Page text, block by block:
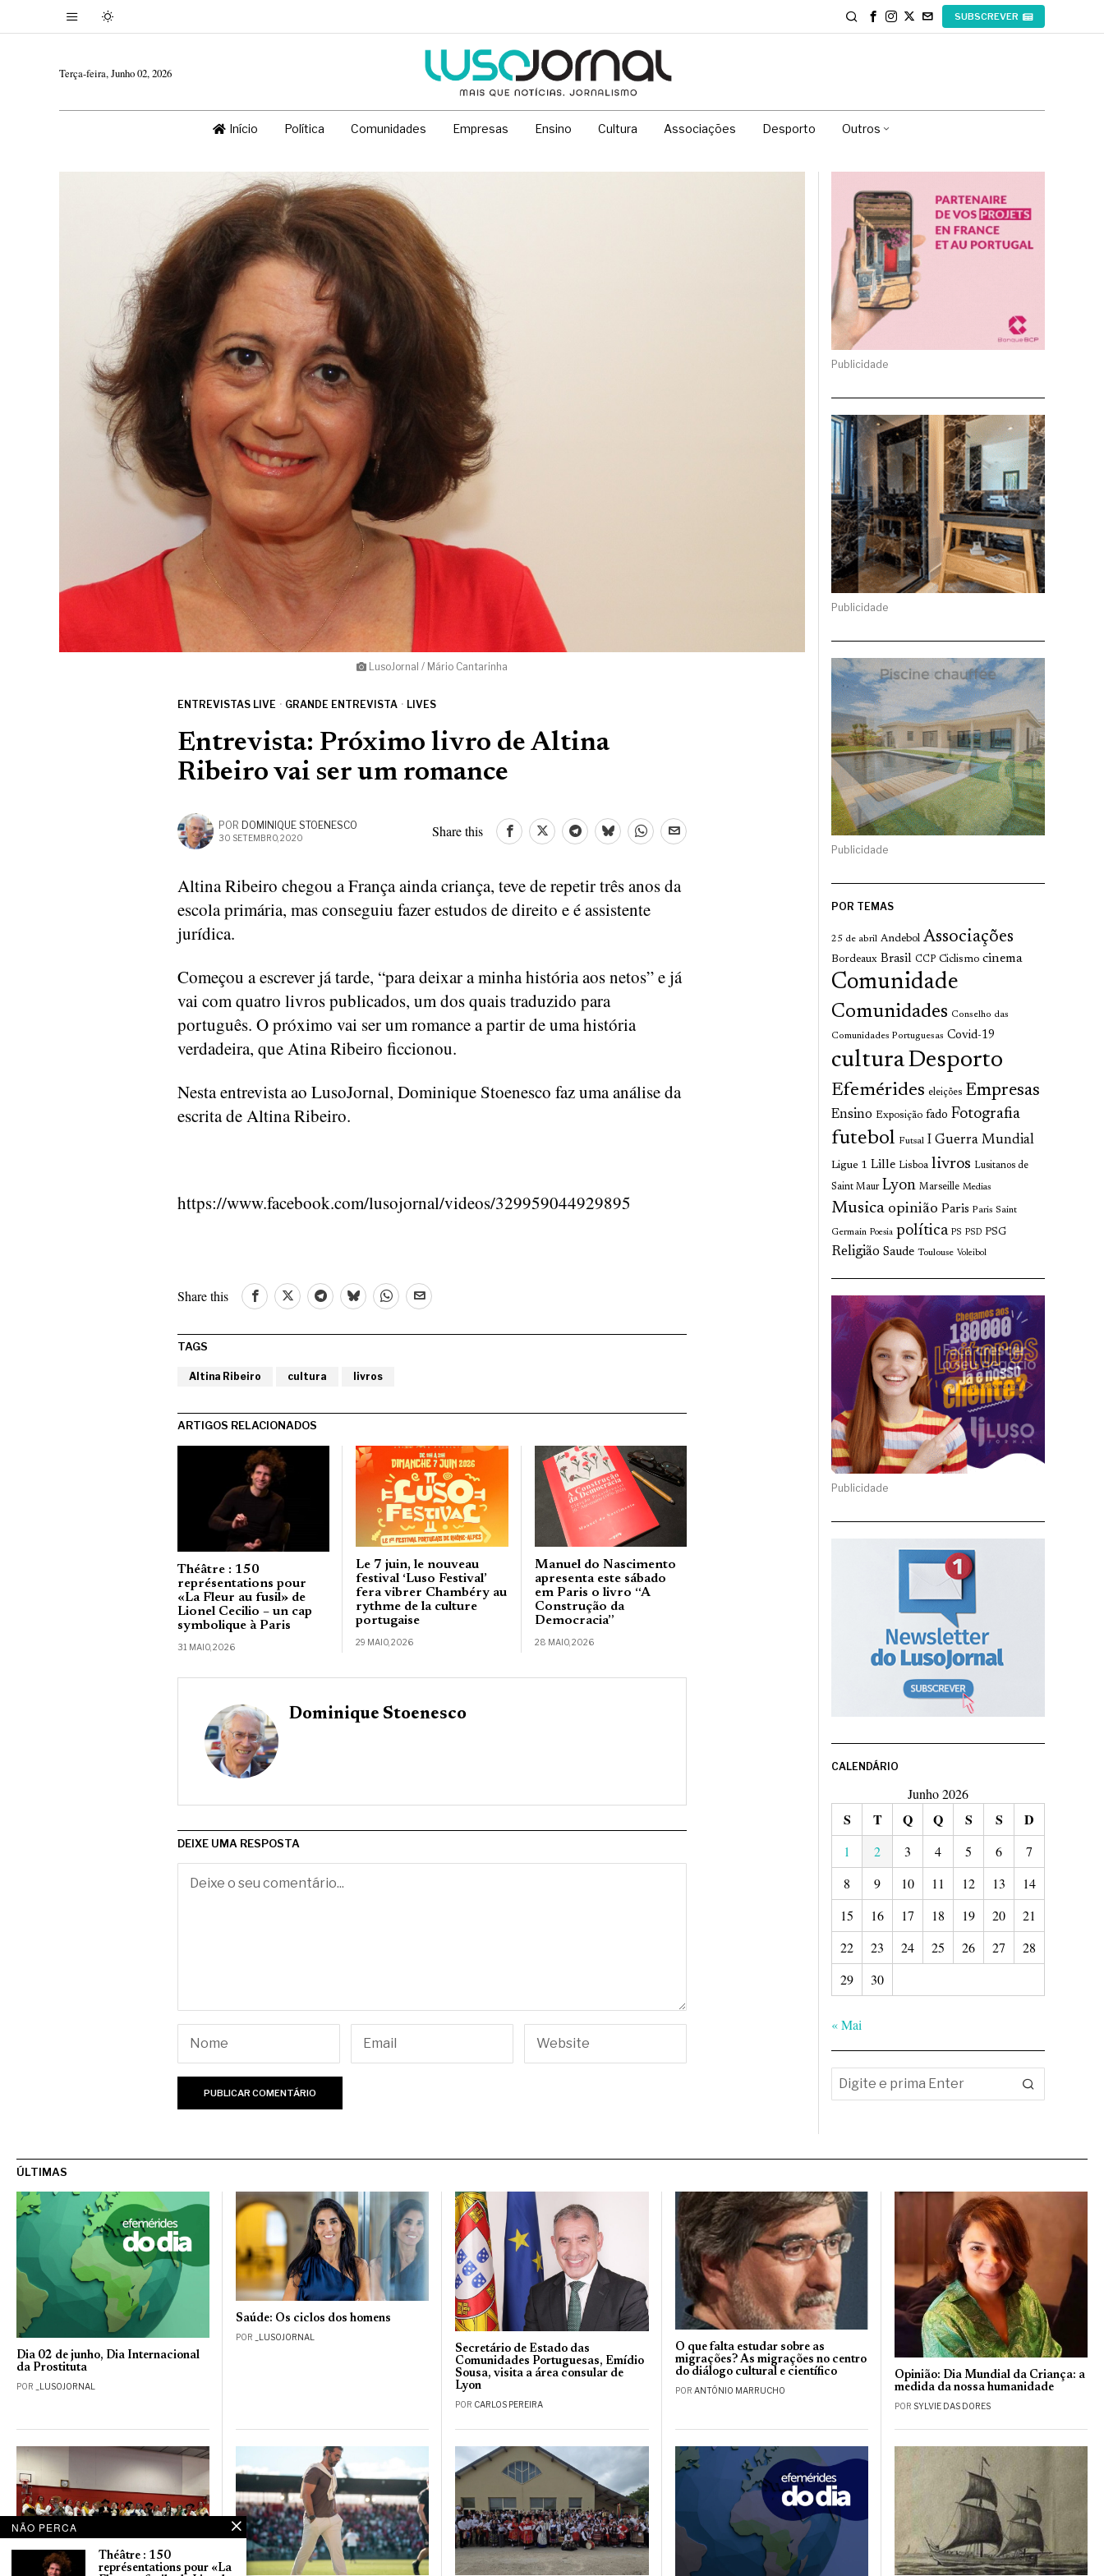
SUBSCREVER
Terça-feira, Junho 02, 2026
Início Política Comunidades Empresas Ensino Cultura Associações Desporto Outros
LusoJornal / Mário Cantarinha
ENTREVISTAS LIVE · GRANDE ENTREVISTA · LIVES
Entrevista: Próximo livro de Altina
Ribeiro vai ser um romance
POR DOMINIQUE STOENESCO
30 SETEMBRO, 2020 Share this
Altina Ribeiro chegou a França ainda criança, teve de repetir três anos da
escola primária, mas conseguiu fazer estudos de direito e é assistente
jurídica.
Começou a escrever já tarde, “para deixar a minha história aos netos” e já
vai com quatro livros publicados, um dos quais traduzido para
português. O próximo vai ser um romance a partir de uma história
verdadeira, que Atina Ribeiro ficcionou.
Nesta entrevista ao LusoJornal, Dominique Stoenesco faz uma análise da
escrita de Altina Ribeiro.
https://www.facebook.com/lusojornal/videos/329959044929895
Share this
TAGS
Altina Ribeiro cultura livros
ARTIGOS RELACIONADOS
Théâtre : 150
représentations pour
«La Fleur au fusil» de
Lionel Cecilio – un cap
symbolique à Paris
31 MAIO, 2026
Le 7 juin, le nouveau
festival ‘Luso Festival’
fera vibrer Chambéry au
rythme de la culture
portugaise
29 MAIO, 2026
Manuel do Nascimento
apresenta este sábado
em Paris o livro “A
Construção da
Democracia”
28 MAIO, 2026
Dominique Stoenesco
DEIXE UMA RESPOSTA
Publicidade
Publicidade
Publicidade
POR TEMAS
25 de abril Andebol Associações
Bordeaux Brasil CCP Ciclismo cinema
Comunidade
Comunidades Conselho das
Comunidades Portuguesas Covid-19
culturaDesporto
Efemérides eleições Empresas
Ensino Exposição fado Fotografia
futebol Futsal I Guerra Mundial
Ligue 1 Lille Lisboa livros Lusitanos de
Saint Maur Lyon Marseille Medias
Musica opinião Paris Paris Saint
Germain Poesia política PS PSD PSG
Religião Saude Toulouse Voleibol
Publicidade
CALENDÁRIO
Junho 2026
S T Q Q S S D
1 2 3 4 5 6
7
8
9 10 11 12 13
14
15
16 17 18 19 20
21
22
23 24 25 26 27
28
29
30
« Mai
ÚLTIMAS
Dia 02 de junho, Dia Internacional
da Prostituta
POR _LUSOJORNAL
Saúde: Os ciclos dos homens
POR _LUSOJORNAL
Secretário de Estado das
Comunidades Portuguesas, Emídio
Sousa, visita a área consular de
Lyon
POR CARLOS PEREIRA
O que falta estudar sobre as
migrações? As migrações no centro
do diálogo cultural e científico
POR ANTÓNIO MARRUCHO
Opinião: Dia Mundial da Criança: a
medida da nossa humanidade
POR SYLVIE DAS DORES
NÃO PERCA
Théâtre : 150
représentations pour «La